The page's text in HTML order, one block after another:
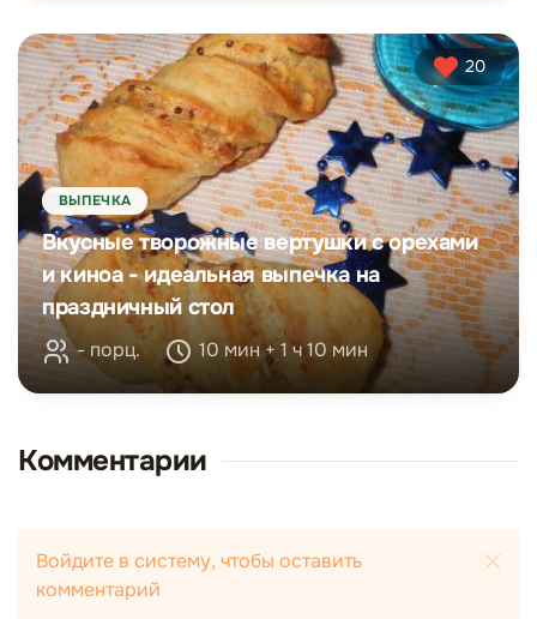
20
ВЫПЕЧКА
Вкусные творожные вертушки с орехами
и киноа - идеальная выпечка на
праздничный стол
- порц. 10 мин + 1 ч 10 мин
Комментарии
Войдите в систему, чтобы оставить
комментарий